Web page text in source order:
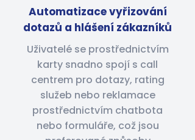
Automatizace vyřizování
dotazů a hlášení zákazníků
Uživatelé se prostřednictvím
karty snadno spojí s call
centrem pro dotazy, rating
služeb nebo reklamace
prostřednictvím chatbota
nebo formuláře, což jsou